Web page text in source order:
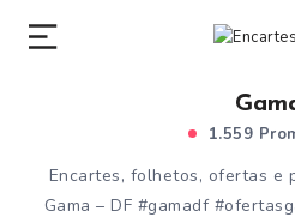
1.559
Encartes, folhetos, ofertas e
Gama – DF #gamadf